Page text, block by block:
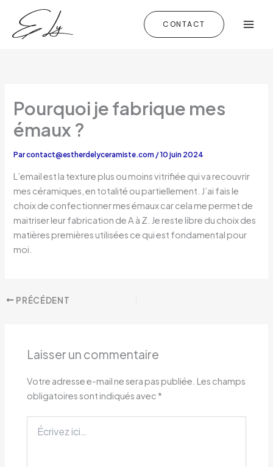
contenu
CONTACT
Pourquoi je fabrique mes
émaux ?
Parcontact@estherdelyceramiste.com /10 juin 2024
L’email est la texture plus ou moins vitrifiée qui va recouvrir
mes céramiques, en totalité ou partiellement. J’ai fais le
choix de confectionner mes émaux car cela me permet de
maitriser leur fabrication de A à Z. Je reste libre du choix des
matières premières utilisées ce qui est fondamental pour
moi.
PRÉCÉDENT
Laisser un commentaire
Votre adresse e-mail ne sera pas publiée. Les champs
obligatoires sont indiqués avec *
ici…